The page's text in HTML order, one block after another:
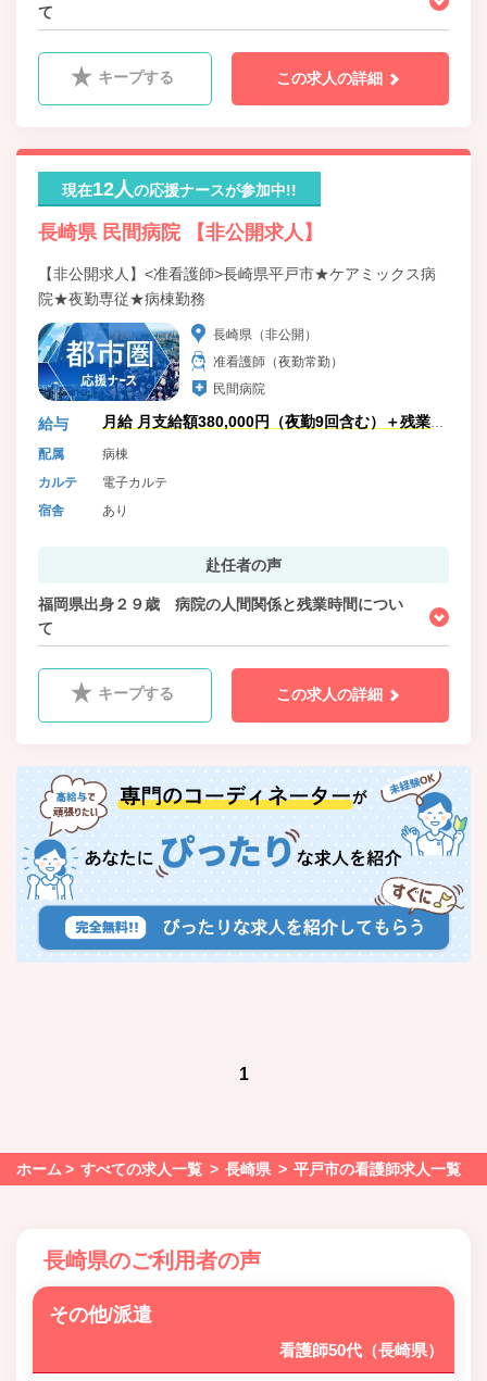
て
キープする この求人の詳細
現在12人の応援ナースが参加中!!
長崎県 民間病院 【非公開求人】
【非公開求人】<准看護師>長崎県平戸市★ケアミックス病
院★夜勤専従★病棟勤務
長崎県（非公開）
准看護師（夜勤常勤）
民間病院
給与
月給 月支給額380,000円（夜勤9回含む）＋残業手
当加算
配属
病棟
カルテ
電子カルテ
宿舎
あり
赴任者の声
福岡県出身２９歳 病院の人間関係と残業時間につい
て
キープする この求人の詳細
1
ホーム すべての求人一覧 長崎県 平戸市の看護師求人一覧
長崎県のご利用者の声
その他/派遣
看護師50代（長崎県）